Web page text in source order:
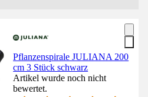
Pflanzenspirale JULIANA 200
cm 3 Stück schwarz
Artikel wurde noch nicht
bewertet.